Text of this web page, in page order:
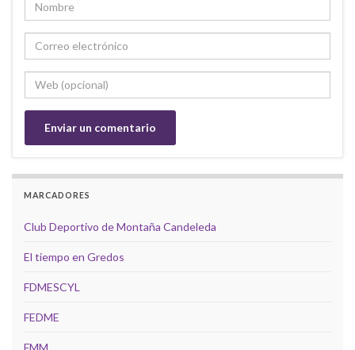
MARCADORES
Club Deportivo de Montaña Candeleda
El tiempo en Gredos
FDMESCYL
FEDME
FMM